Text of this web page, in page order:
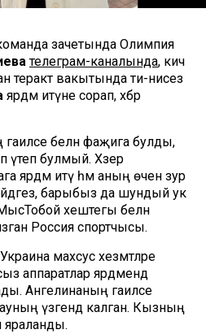
зачетында Олимпия
телеграм-каналында, кичә
теракт вакытында әти-әнисез
ярдәм итүне сорап, хәбәр
гаиләсе белән фаҗига булды,
үтеп булмый. Хәзер
ярдәм итү һәм аның өчен зур
барыбыз да шундый ук
хештегы белән
Россия спортчысы.
махсус хезмәтләре
аппаратлар ярдәмендә
Ангелинаның гаиләсе
үзәгендә калган. Кызның
яраланды.